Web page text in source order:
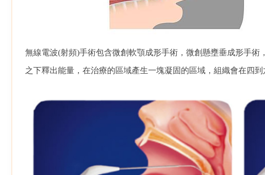
無線電波(射頻)手術包含微創軟顎成形手術，微創懸壅垂成形手
之下釋出能量，在治療的區域產生一塊凝固的區域，組織會在四